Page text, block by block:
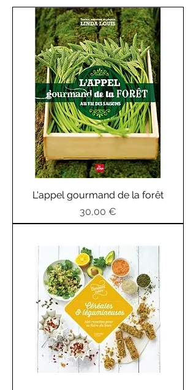
L'appel gourmand de la forêt
Prix
30,00 €